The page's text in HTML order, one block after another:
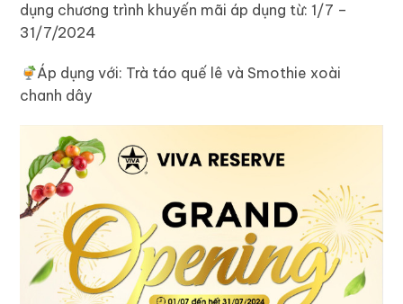
dụng chương trình khuyến mãi áp dụng từ: 1/7 –
31/7/2024
Áp dụng với: Trà táo quế lê và Smothie xoài
chanh dây